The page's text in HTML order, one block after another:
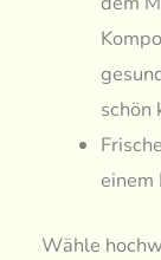
schön
einem
Wähle